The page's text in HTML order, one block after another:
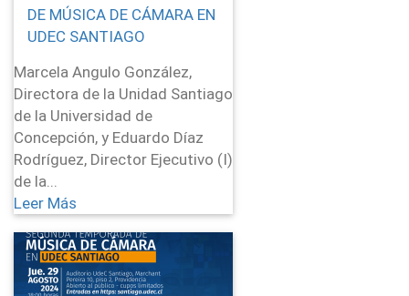
DE MÚSICA DE CÁMARA EN
UDEC SANTIAGO
Marcela Angulo González,
Directora de la Unidad Santiago
de la Universidad de
Concepción, y Eduardo Díaz
Rodríguez, Director Ejecutivo (I)
de la...
Leer Más